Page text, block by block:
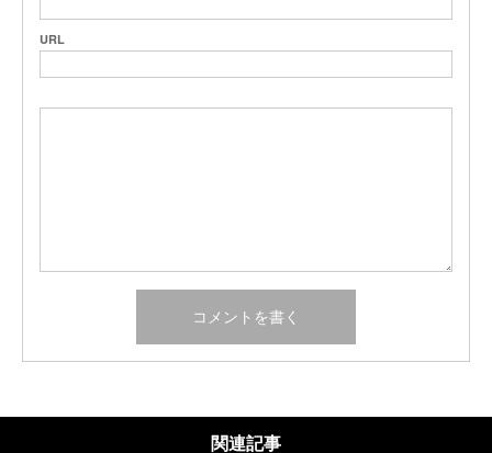
URL
関連記事